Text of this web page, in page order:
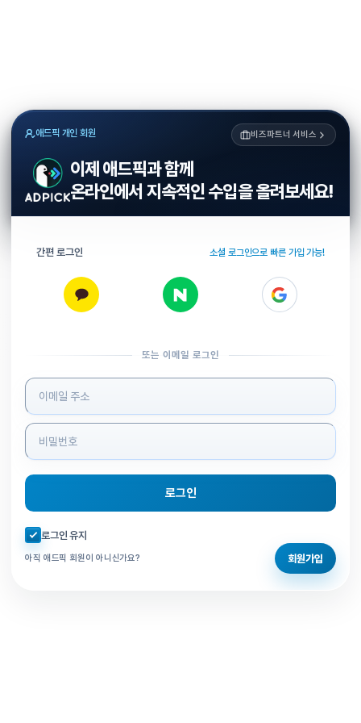
애드픽 개인 회원 비즈파트너 서비스
이제 애드픽과 함께
온라인에서 지속적인 수입을 올려보세요!
간편 로그인 소셜 로그인으로 빠른 가입 가능!
또는 이메일 로그인
로그인 정보 입력
로그인
자동로그인 체크
로그인 유지
아직 애드픽 회원이 아니신가요? 회원가입